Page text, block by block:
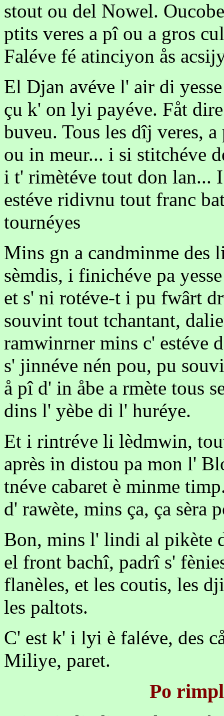
stout ou del Nowel.
ptits veres a pî ou a gros
Faléve fé atinciyon ås
El Djan avéve l' air di
çu k' on lyi payéve. Fåt
buveu. Tous les dîj veres,
ou in meur... i si stitchéve
i t' rimètéve tout don lan...
estéve ridivnu tout franc
tournéyes
Mins gn a candminme des
sèmdis, i finichéve pa
et s' ni rotéve-t i pu fwârt
souvint tout tchantant,
ramwinrner mins c' estéve
s' jinnéve nén pou, pu
å pî d' in åbe a rmète tous
dins l' yèbe di l' huréye.
Et i rintréve li lèdmwin,
après in distou pa mon l'
tnéve cabaret è minme
d' rawète, mins ça, ça sèra
Bon, mins l' lindi al pikète
el front bachî, padrî s'
flanèles, et les coutis, les
les paltots.
C' est k' i lyi è faléve, des
Miliye, paret.
Po